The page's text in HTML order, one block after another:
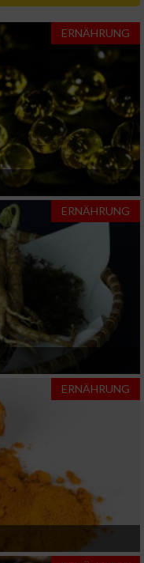
ERNÄHRUNG
ERNÄHRUNG
ERNÄHRUNG